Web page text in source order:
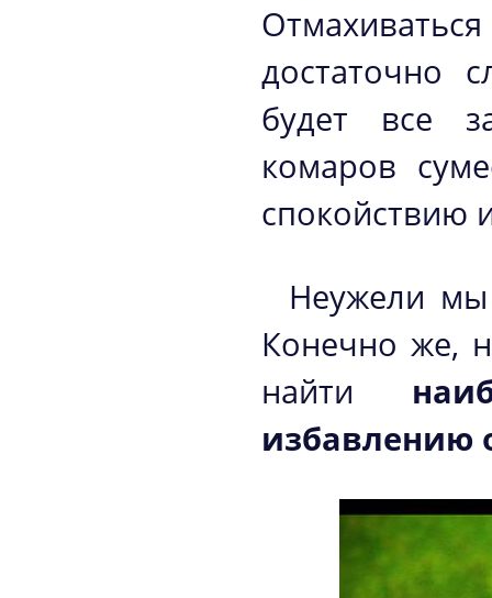
достаточно
будет все
комаров
спокойствию
Неужели
Конечно же,
найти
избавлению